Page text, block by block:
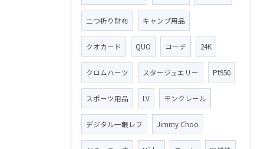
二つ折り財布 キャンプ用品
クオカード QUO コーチ 24K
クロムハーツ スタージュエリー Pt950
スポーツ用品 LV モンクレール
デジタル一眼レフ Jimmy Choo